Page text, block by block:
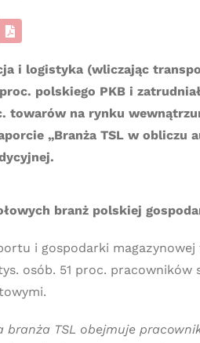
i logistyka (wliczając
polskiego PKB i
towarów na rynku
„Branża TSL w
branż polskiej
i gospodarki
osób. 51 proc.
branża TSL obejmuje